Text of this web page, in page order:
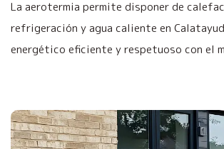
La aerotermia permite disponer de
refrigeración y agua caliente en
energético eficiente y respetuoso con el